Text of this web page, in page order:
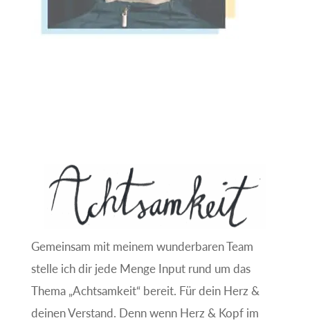
Gemeinsam mit meinem wunderbaren Team
stelle ich dir jede Menge Input rund um das
Thema „Achtsamkeit“ bereit. Für dein Herz &
deinen Verstand. Denn wenn Herz & Kopf im